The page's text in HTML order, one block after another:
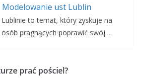
Modelowanie ust Lublin
to temat, który zyskuje na
pragnących poprawić swój…
prać pościel?